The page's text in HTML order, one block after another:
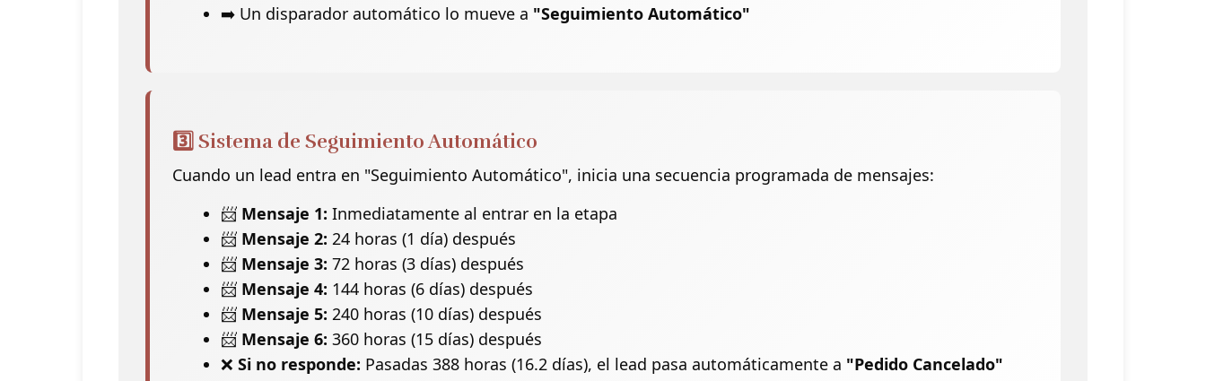
➡️ Un disparador automático lo mueve a "Seguimiento Automático"
3️⃣ Sistema de Seguimiento Automático
Cuando un lead entra en "Seguimiento Automático", inicia una secuencia programada de mensajes:
📨 Mensaje 1: Inmediatamente al entrar en la etapa
📨 Mensaje 2: 24 horas (1 día) después
📨 Mensaje 3: 72 horas (3 días) después
📨 Mensaje 4: 144 horas (6 días) después
📨 Mensaje 5: 240 horas (10 días) después
📨 Mensaje 6: 360 horas (15 días) después
❌ Si no responde: Pasadas 388 horas (16.2 días), el lead pasa automáticamente a "Pedido Cancelado"